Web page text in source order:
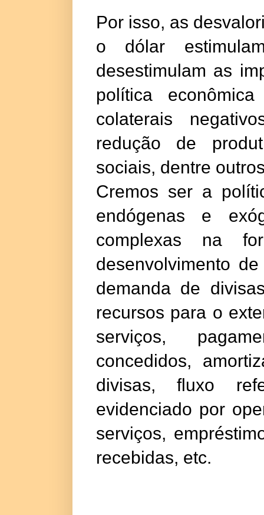
Por isso, as
o dólar
desestimulam as
política
colaterais
redução de
sociais, dentre
Cremos ser a
endógenas e
complexas na
desenvolvimento
demanda de
recursos para o
serviços,
concedidos,
divisas, fluxo
evidenciado por
serviços,
recebidas, etc.